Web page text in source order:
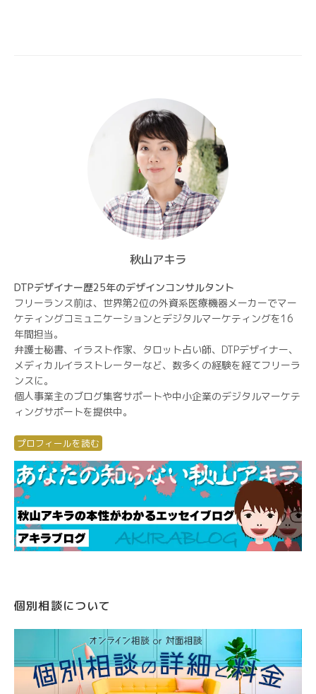
秋山アキラ
DTPデザイナー歴25年のデザインコンサルタント
フリーランス前は、世界第2位の外資系医療機器メーカーでマー
ケティングコミュニケーションとデジタルマーケティングを16
年間担当。
弁護士秘書、イラスト作家、タロット占い師、DTPデザイナー、
メディカルイラストレーターなど、数多くの経験を経てフリーラ
ンスに。
個人事業主のブログ集客サポートや中小企業のデジタルマーケテ
ィングサポートを提供中。
プロフィールを読む
個別相談について